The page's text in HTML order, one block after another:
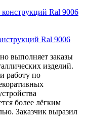
Ral 9006
заказы
изделий.
работу по
более лёгким
Заказчик выразил